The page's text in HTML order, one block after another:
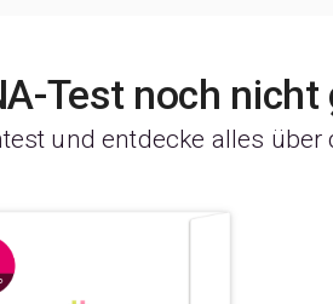
Test noch nicht
und entdecke alles über